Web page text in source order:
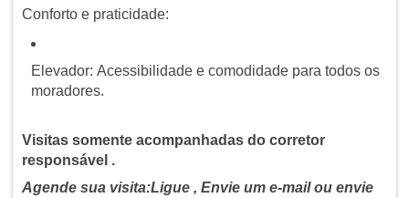
Conforto e praticidade:
Elevador: Acessibilidade e comodidade para todos os
moradores.
Visitas somente acompanhadas do corretor
responsável .
Agende sua visita:Ligue , Envie um e-mail ou envie